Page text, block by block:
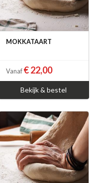
MOKKATAART
Vanaf € 22,00
Bekijk & bestel